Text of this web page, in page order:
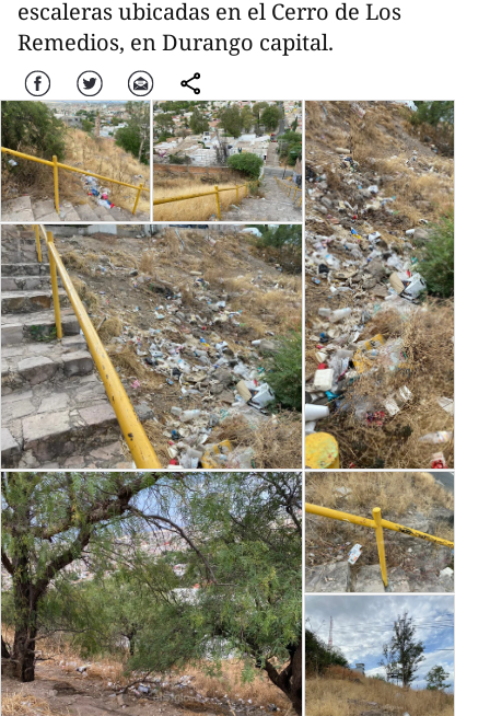
escaleras ubicadas en el Cerro de Los
Remedios, en Durango capital.
Facebook Twitter Correo comparte